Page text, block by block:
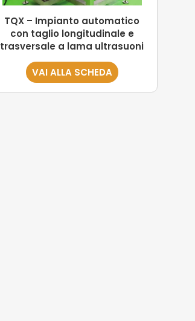
TQX – Impianto automatico
con taglio longitudinale e
trasversale a lama ultrasuoni
VAI ALLA SCHEDA